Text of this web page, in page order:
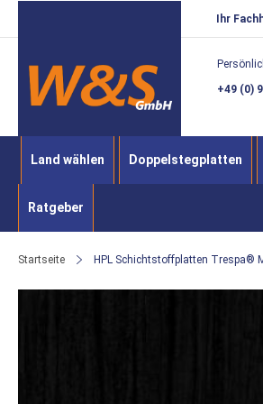
Direkt
zum
Inhalt
Ihr
+49 (0)
Land wählen Doppelstegplatten
Ratgeber
Startseite HPL Schichtstoffplatten Trespa®